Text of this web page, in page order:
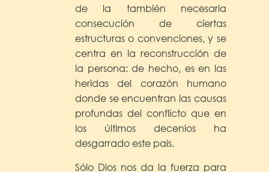
de la también necesaria
consecución de ciertas
estructuras o convenciones, y se
centra en la reconstrucción de
la persona: de hecho, es en las
heridas del corazón humano
donde se encuentran las causas
profundas del conflicto que en
los últimos decenios ha
desgarrado este país.
Sólo Dios nos da la fuerza para